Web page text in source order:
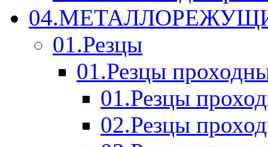
01.Резцы
01.Резцы
01.Резцы
02.Резцы